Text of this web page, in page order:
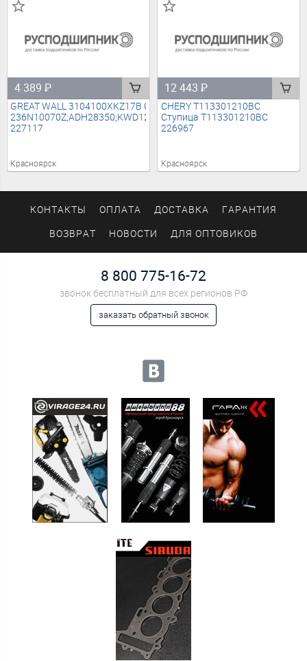
4 389₽
GREAT WALL 3104100XKZ17B Ступица (без шпилек)
227117
Красноярск
12 443₽
CHERY T113301210BC
Ступица T113301210BC
226967
Красноярск
КОНТАКТЫ ОПЛАТА ДОСТАВКА ГАРАНТИЯ
ВОЗВРАТ НОВОСТИ ДЛЯ ОПТОВИКОВ
8 800 775-16-72
звонок бесплатный для всех регионов РФ
заказать обратный звонок